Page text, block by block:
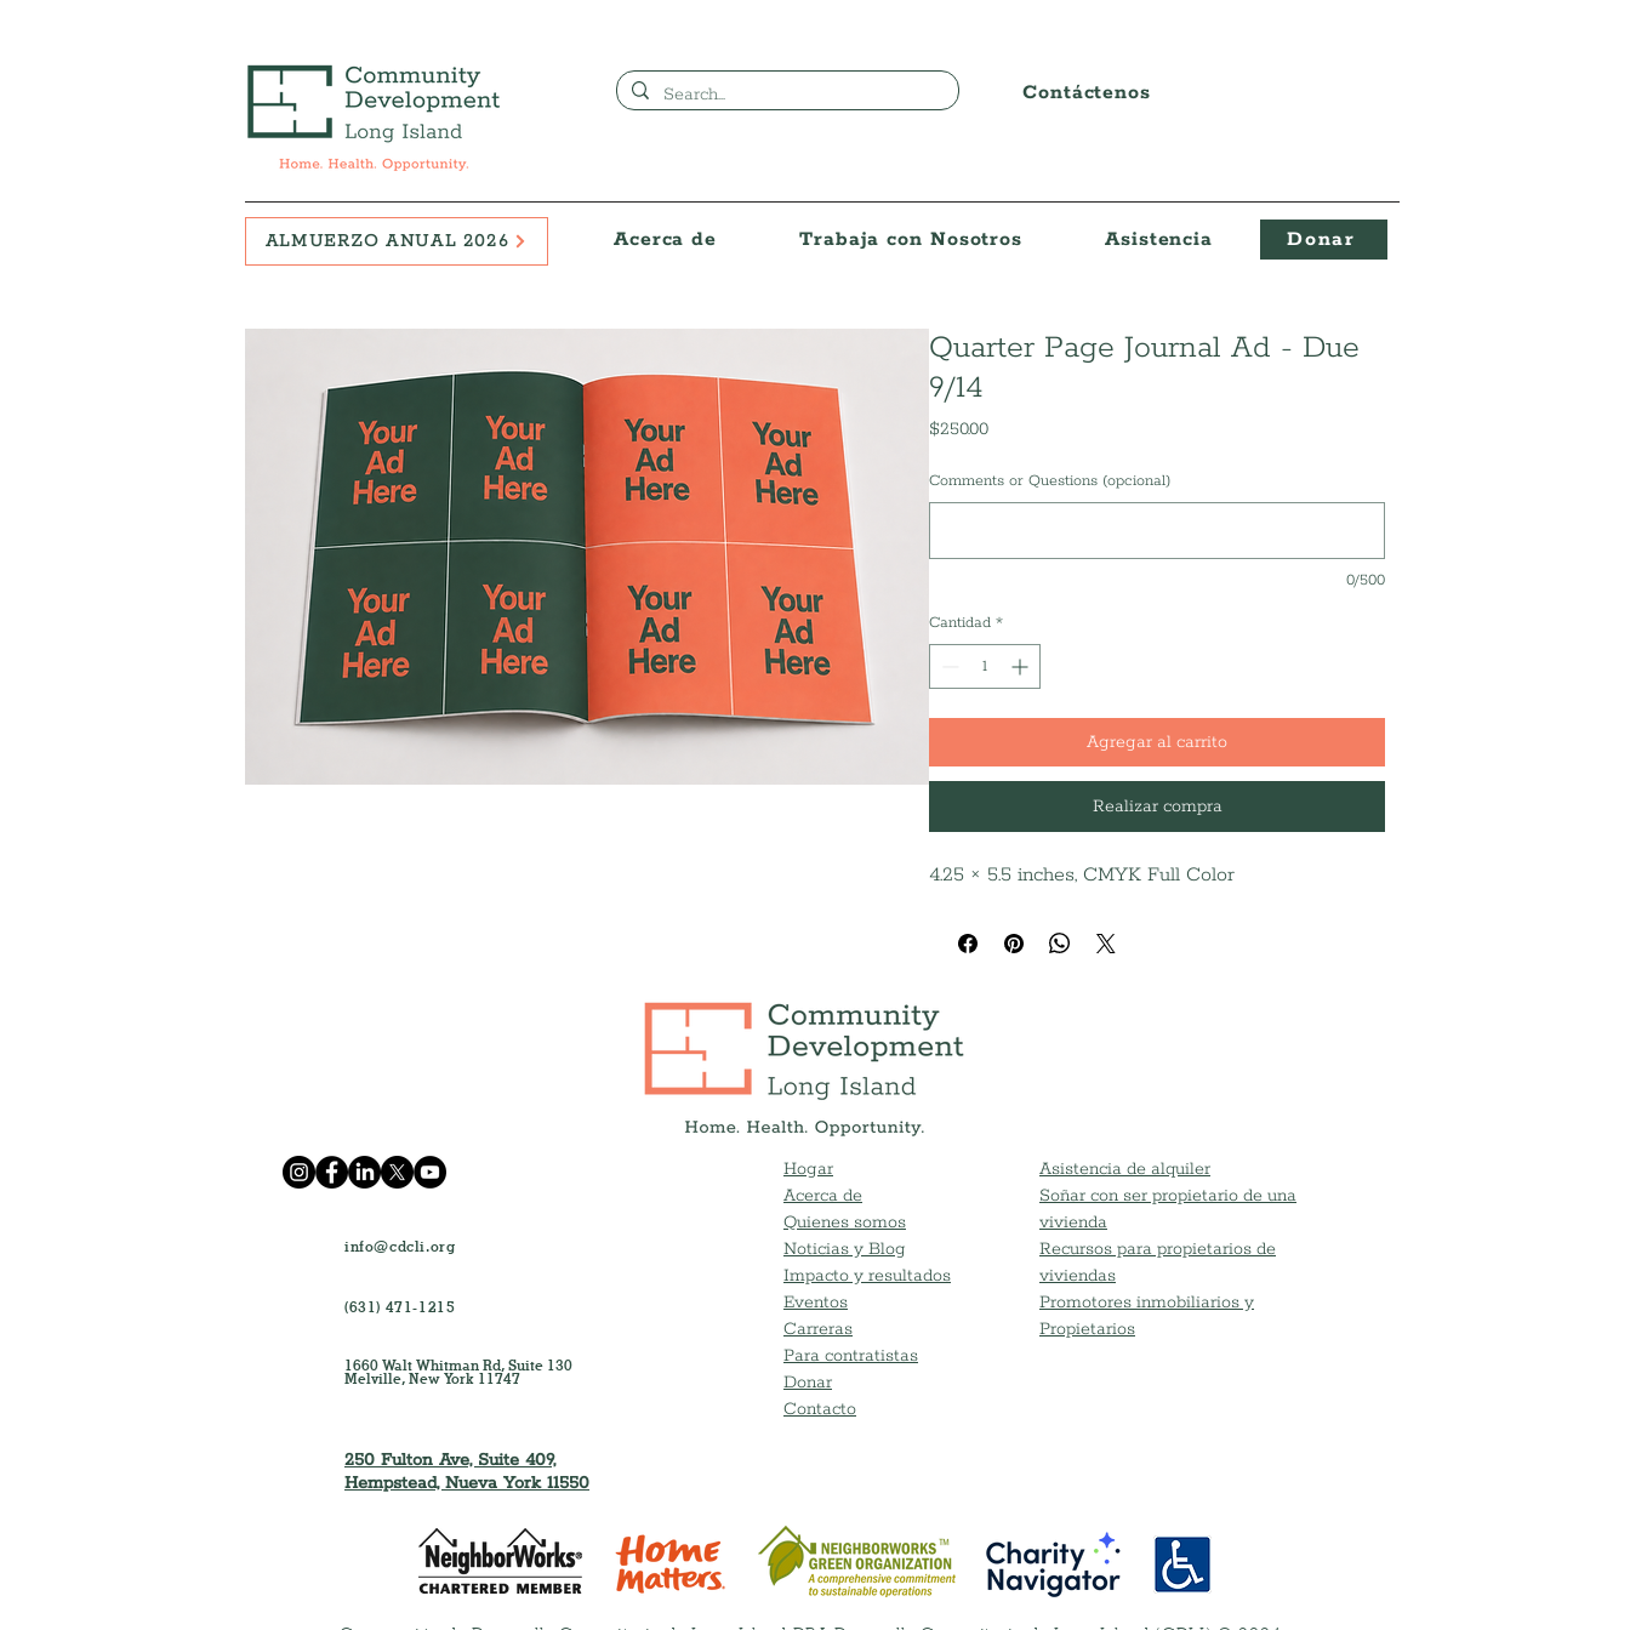
Contáctenos
ALMUERZO ANUAL 2026 Acerca de Trabaja con Nosotros Asistencia Donar
Quarter Page Journal Ad - Due
9/14
$250.00Precio
Comments or Questions (opcional)
0/500
Cantidad *
Agregar al carrito
Realizar compra
4.25 × 5.5 inches, CMYK Full Color
info@cdcli.org
(631) 471-1215
1660 Walt Whitman Rd, Suite 130
Melville, New York 11747
250 Fulton Ave, Suite 409,
Hempstead, Nueva York 11550
Hogar
Acerca de
Quienes somos
Noticias y Blog
Impacto y resultados
Eventos
Carreras
Para contratistas
Donar
Contacto
Asistencia de alquiler
Soñar con ser propietario de una
vivienda
Recursos para propietarios de
viviendas
Promotores inmobiliarios y
Propietarios